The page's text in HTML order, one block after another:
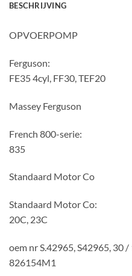
BESCHRIJVING
OPVOERPOMP
Ferguson:
FE35 4cyl, FF30, TEF20
Massey Ferguson
French 800-serie:
835
Standaard Motor Co
Standaard Motor Co:
20C, 23C
oem nr S.42965, S42965, 30
826154M1